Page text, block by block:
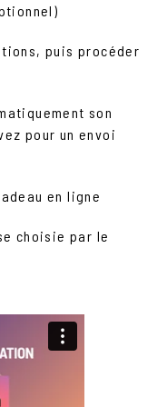
puis procéder
son
pour un envoi
en ligne
choisie par le